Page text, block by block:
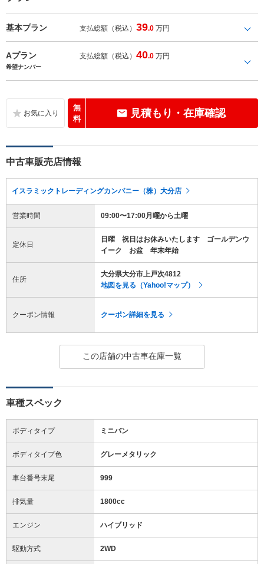
基本プラン 支払総額（税込）39.0 万円
Aプラン 支払総額（税込）40.0 万円
希望ナンバー
無
料
見積もり・在庫確認
中古車販売店情報
イスラミックトレーディングカンパニー（株）大分店
営業時間 09:00〜17:00月曜から土曜
定休日
日曜 祝日はお休みいたします ゴールデンウ
イーク お盆 年末年始
住所
大分県大分市上戸次4812
地図を見る（Yahoo!マップ）
クーポン情報 クーポン詳細を見る
この店舗の中古車在庫一覧
車種スペック
ボディタイプ ミニバン
ボディタイプ色 グレーメタリック
車台番号末尾 999
排気量 1800cc
エンジン ハイブリッド
駆動方式 2WD